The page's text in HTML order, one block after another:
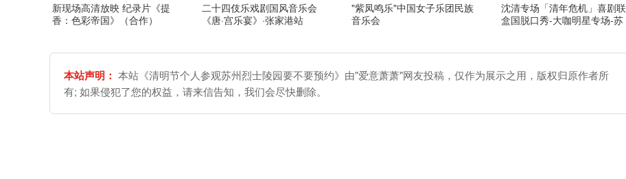
新现场高清放映 纪录片《提
香：色彩帝国》（合作）
二十四伎乐戏剧国风音乐会
《唐·宫乐宴》·张家港站
"紫凤鸣乐"中国女子乐团民族
音乐会
沈清专场「清年危机」喜剧联
盒国脱口秀-大咖明星专场-苏
本站声明： 本站《清明节个人参观苏州烈士陵园要不要预约》由"爱意萧萧"网友投稿，仅作为展示之用，版权归原作者所
有; 如果侵犯了您的权益，请来信告知，我们会尽快删除。